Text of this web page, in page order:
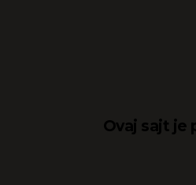
Ovaj sajt je